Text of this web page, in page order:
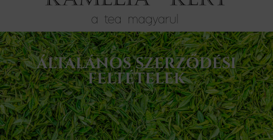
ÁLTALÁNOS SZERZŐDÉSI
FELTÉTELEK